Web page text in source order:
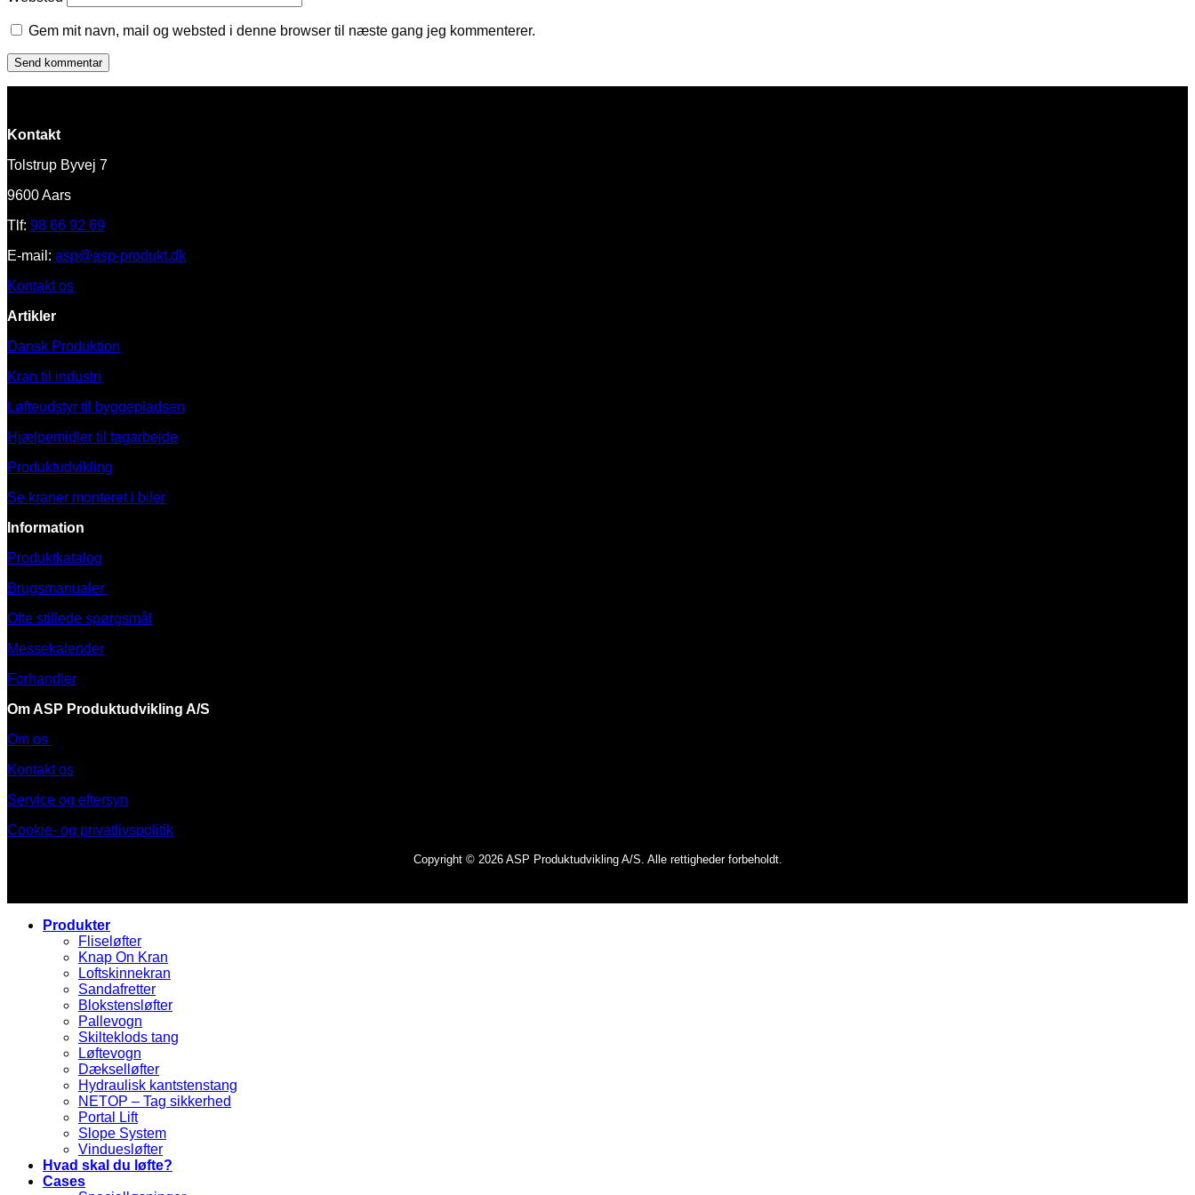
Gem mit navn, mail og websted i denne browser til næste gang jeg kommenterer.
Kontakt
Tolstrup Byvej 7
9600 Aars
Tlf: 98 66 92 69
E-mail: asp@asp-produkt.dk
Kontakt os
Artikler
Dansk Produktion
Kran til industri
Løfteudstyr til byggepladsen
Hjælpemidler til tagarbejde
Produktudvikling
Se kraner monteret i biler
Information
Produktkatalog
Brugsmanualer
Ofte stillede spørgsmål
Messekalender
Forhandler
Om ASP Produktudvikling A/S
Om os
Kontakt os
Service og eftersyn
Cookie- og privatlivspolitik
Copyright © 2026 ASP Produktudvikling A/S. Alle rettigheder forbeholdt.
Produkter
Fliseløfter
Knap On Kran
Loftskinnekran
Sandafretter
Blokstensløfter
Pallevogn
Skilteklods tang
Løftevogn
Dækselløfter
Hydraulisk kantstenstang
NETOP – Tag sikkerhed
Portal Lift
Slope System
Vinduesløfter
Hvad skal du løfte?
Cases